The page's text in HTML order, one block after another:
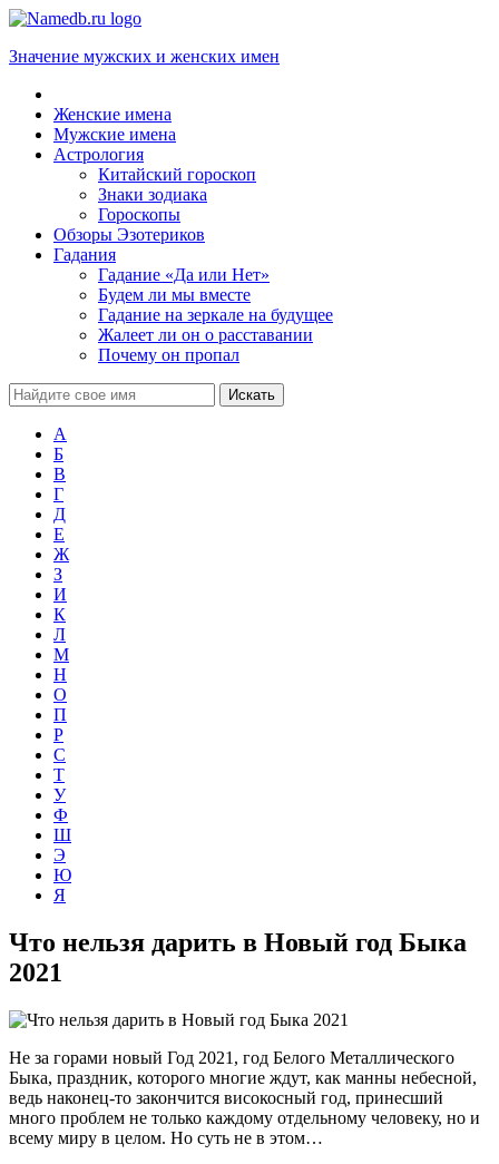
Значение мужских и женских имен
Женские имена
Мужские имена
Астрология
Китайский гороскоп
Знаки зодиака
Гороскопы
Обзоры Эзотериков
Гадания
Гадание «Да или Нет»
Будем ли мы вместе
Гадание на зеркале на будущее
Жалеет ли он о расставании
Почему он пропал
А
Б
В
Г
Д
Е
Ж
З
И
К
Л
М
Н
О
П
Р
С
Т
У
Ф
Ш
Э
Ю
Я
Что нельзя дарить в Новый год Быка
2021
Не за горами новый Год 2021, год Белого Металлического
Быка, праздник, которого многие ждут, как манны небесной,
ведь наконец-то закончится високосный год, принесший
много проблем не только каждому отдельному человеку, но и
всему миру в целом. Но суть не в этом…